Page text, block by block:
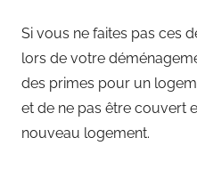
Si vous ne faites pas ces
lors de votre
des primes pour un
et de ne pas être couvert
nouveau logement.